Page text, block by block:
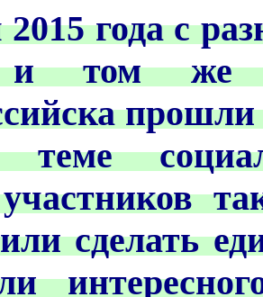
года с
том же
теме
сделать